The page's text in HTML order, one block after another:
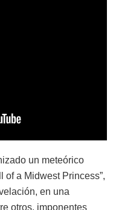
un meteórico
of a Midwest Princess”,
en una
otros, imponentes